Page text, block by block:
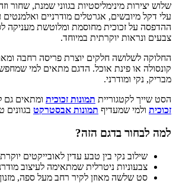
שלוש יצירות מינימליסטיות בגווני שמנת, שחור
עלי דקל מיובשים, אגרטלים מודרניים ואלמנטים
ההדפסה על זכוכית מחוסמת ומלוטשת מעניקה
צבעים ונראות יוקרתית במיוחד.
החלוקה לשלושה חלקים יוצרת פריסה רחבה
קונסולה או פינת אוכל. הדגם מתאים למי
מבריק, נקי ומודרני.
הסט שייך לקטגוריית תמונות זכוכית ומתאים גם
זכוכית ולמי שמעדיף תמונות אבסטרקט
למה לבחור בדגם הזה?
שילוב נקי בין טבע עדין לאובייקטים
צבעוניות ניטרלית שמתאימה לעיצוב
סט שלשה מאוזן לקיר רחב מעל ספה,